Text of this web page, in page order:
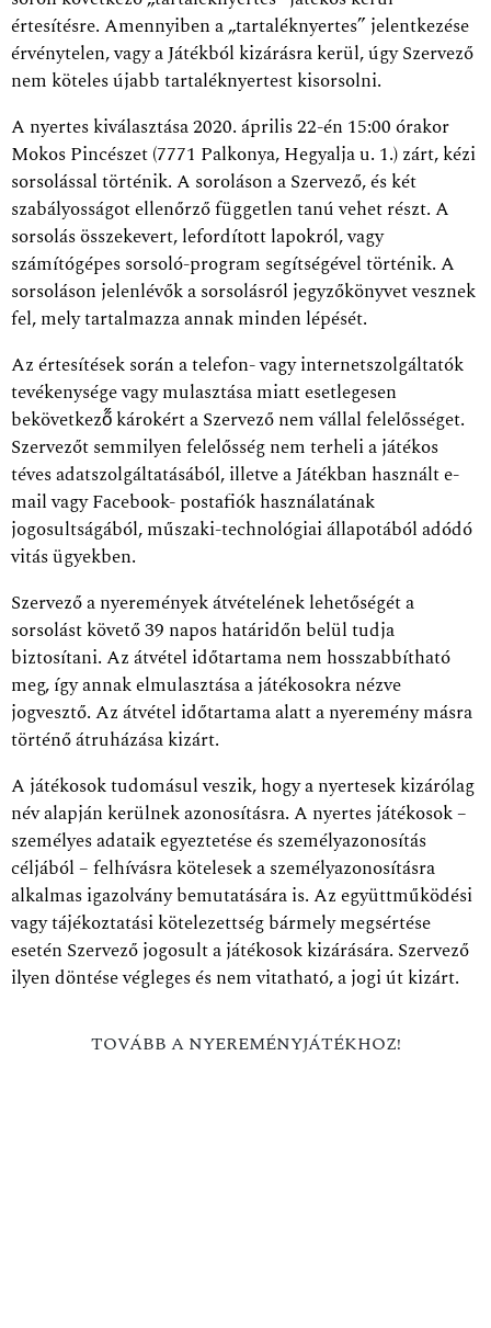
értesítésre. Amennyiben a „tartaléknyertes” jelentkezése
érvénytelen, vagy a Játékból kizárásra kerül, úgy Szervező
nem köteles újabb tartaléknyertest kisorsolni.
A nyertes kiválasztása 2020. április 22-én 15:00 órakor
Mokos Pincészet (7771 Palkonya, Hegyalja u. 1.) zárt, kézi
sorsolással történik. A soroláson a Szervező, és két
szabályosságot ellenőrző független tanú vehet részt. A
sorsolás összekevert, lefordított lapokról, vagy
számítógépes sorsoló-program segítségével történik. A
sorsoláson jelenlévők a sorsolásról jegyzőkönyvet vesznek
fel, mely tartalmazza annak minden lépését.
Az értesítések során a telefon- vagy internetszolgáltatók
tevékenysége vagy mulasztása miatt esetlegesen
bekövetkező̋ károkért a Szervező nem vállal felelősséget.
Szervezőt semmilyen felelősség nem terheli a játékos
téves adatszolgáltatásából, illetve a Játékban használt e-
mail vagy Facebook- postafiók használatának
jogosultságából, műszaki-technológiai állapotából adódó
vitás ügyekben.
Szervező a nyeremények átvételének lehetőségét a
sorsolást követő 39 napos határidőn belül tudja
biztosítani. Az átvétel időtartama nem hosszabbítható
meg, így annak elmulasztása a játékosokra nézve
jogvesztő. Az átvétel időtartama alatt a nyeremény másra
történő átruházása kizárt.
A játékosok tudomásul veszik, hogy a nyertesek kizárólag
név alapján kerülnek azonosításra. A nyertes játékosok –
személyes adataik egyeztetése és személyazonosítás
céljából – felhívásra kötelesek a személyazonosításra
alkalmas igazolvány bemutatására is. Az együttműködési
vagy tájékoztatási kötelezettség bármely megsértése
esetén Szervező jogosult a játékosok kizárására. Szervező
ilyen döntése végleges és nem vitatható, a jogi út kizárt.
TOVÁBB A NYEREMÉNYJÁTÉKHOZ!